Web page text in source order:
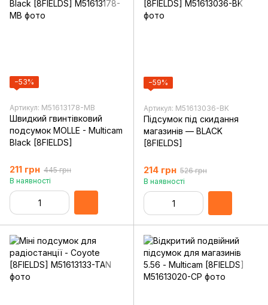
−53%
Артикул: M51613178-MB
Швидкий гвинтівковий
подсумок MOLLE - Multicam
Black [8FIELDS]
211 грн 445 грн
В наявності
−59%
Артикул: M51613036-BK
Підсумок під скидання
магазинів — BLACK
[8FIELDS]
214 грн 526 грн
В наявності